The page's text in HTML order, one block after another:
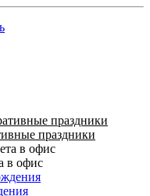
праздники
в офис